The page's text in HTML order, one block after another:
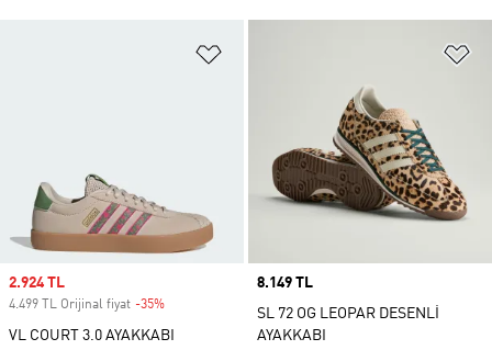
Sale price
2.924 TL
4.499 TL Orijinal fiyat -35%
VL COURT 3.0 AYAKKABI
Price
8.149 TL
SL 72 OG LEOPAR DESENLİ
AYAKKABI